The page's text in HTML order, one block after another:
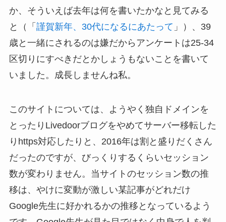
か、そういえば去年は何を書いたかなと見てみる
と（「 謹賀新年、30代になるにあたって 」）、39
歳と一緒にされるのは嫌だからアンケートは25-34
区切りにすべきだとかしょうもないことを書いて
いました。成長しませんね私。
このサイトについては、ようやく独自ドメインを
とったりLivedoorブログをやめてサーバー移転した
りhttps対応したりと、2016年は割と盛りだくさん
だったのですが、びっくりするくらいセッション
数が変わりません。当サイトのセッション数の推
移は、やけに変動が激しい某記事がどれだけ
Google先生に好かれるかの推移となっているよう